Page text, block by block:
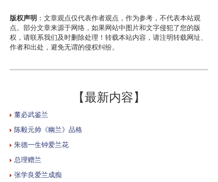
版权声明 ：文章观点仅代表作者观点，作为参考，不代表本站观
点。部分文章来源于网络，如果网站中图片和文字侵犯了您的版
权，请联系我们及时删除处理！转载本站内容，请注明转载网址、
作者和出处，避免无谓的侵权纠纷。
【最新内容】
董必武鉴兰
陈毅元帅《幽兰》品格
朱德一生钟爱兰花
总理赠兰
张学良爱兰成痴